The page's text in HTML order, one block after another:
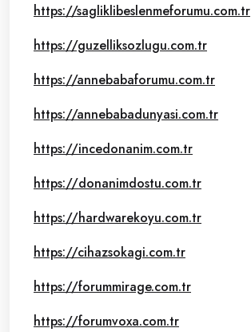
https://sagliklibeslenmeforumu.com.tr
https://guzelliksozlugu.com.tr
https://annebabaforumu.com.tr
https://annebabadunyasi.com.tr
https://incedonanim.com.tr
https://donanimdostu.com.tr
https://hardwarekoyu.com.tr
https://cihazsokagi.com.tr
https://forummirage.com.tr
https://forumvoxa.com.tr